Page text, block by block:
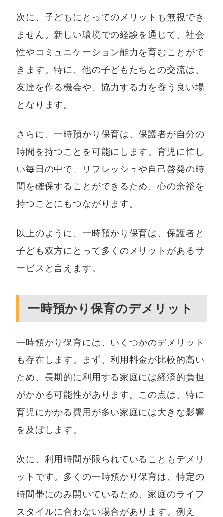
次に、子どもにとってのメリットも無視でき
ません。新しい環境での経験を通じて、社会
性やコミュニケーション能力を育むことがで
きます。特に、他の子どもたちとの交流は、
友達を作る機会や、協力する力を養う良い場
となります。
さらに、一時預かり保育は、保護者が自分の
時間を持つことを可能にします。育児に忙し
い毎日の中で、リフレッシュや自己啓発の時
間を確保することができるため、心の余裕を
持つことにもつながります。
以上のように、一時預かり保育は、保護者と
子ども双方にとって多くのメリットがあるサ
ービスと言えます。
一時預かり保育のデメリット
一時預かり保育には、いくつかのデメリット
も存在します。まず、利用料金が比較的高い
ため、長期的に利用する家庭には経済的負担
がかかる可能性があります。この点は、特に
育児にかかる費用が多い家庭には大きな影響
を及ぼします。
次に、利用時間が限られていることもデメリ
ットです。多くの一時預かり保育は、特定の
時間帯にのみ開いているため、家庭のライフ
スタイルに合わない場合があります。例え